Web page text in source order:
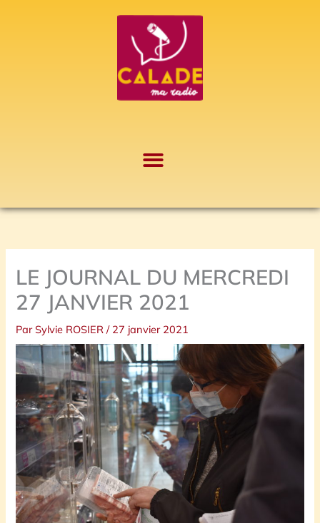
LE JOURNAL DU MERCREDI
27 JANVIER 2021
ParSylvie ROSIER/ 27 janvier 2021